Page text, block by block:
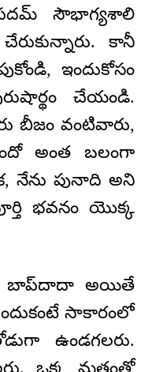
పదమ్ సౌభాగ్యశాలి
కానీ
ఇందుకోసం
చేయండి.
బీజం వంటివారు,
అంత బలంగా
నేను పునాది అని
భవనం యొక్క
బాప్‌దాదా అయితే
సాకారంలో
ఉండగలరు.
ఒక్క మతంతో